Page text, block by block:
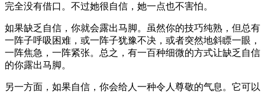
完全没有借口。不过她很自信，她一点也不害怕。
如果缺乏自信，你就会露出马脚。虽然你的技巧纯熟，但总有
一阵子呼吸困难，或一阵子犹豫不决，或者突然地斜瞟一眼，
一阵焦急，一阵紧张。总之，有一百种细微的方式让缺乏自信
的你露出马脚。
另一方面，如果自信，你会给人一种令人尊敬的气息。它可以